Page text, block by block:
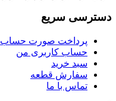
دسترسی سریع
پرداخت صورت حساب
حساب کاربری من
سبد خرید
سفارش قطعه
تماس با ما